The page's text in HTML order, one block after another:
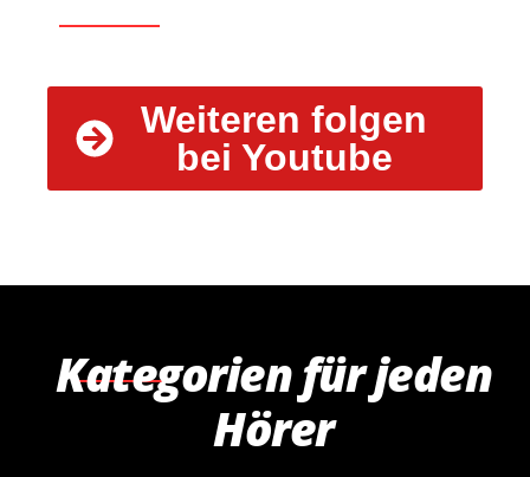
Weiteren folgen
bei Youtube
Kategorien für jeden
Hörer